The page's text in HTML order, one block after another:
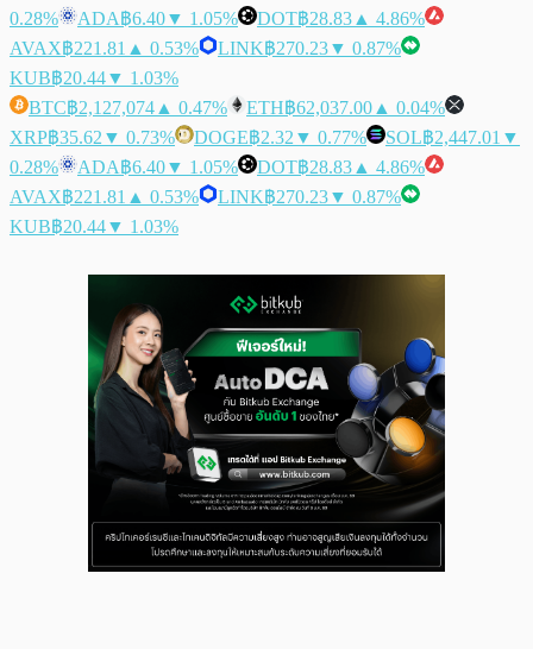
0.28%
ADA฿6.40▼ 1.05% DOT฿28.83 ▲ 4.86%
AVAX฿221.81 ▲ 0.53% LINK฿270.23▼ 0.87%
KUB฿20.44▼ 1.03%
BTC฿2,127,074 ▲ 0.47% ETH฿62,037.00 ▲ 0.04%
XRP฿35.62 ▼ 0.73% DOGE฿2.32 ▼ 0.77% SOL฿2,447.01 ▼
0.28%
ADA฿6.40▼ 1.05% DOT฿28.83 ▲ 4.86%
AVAX฿221.81 ▲ 0.53% LINK฿270.23▼ 0.87%
KUB฿20.44▼ 1.03%